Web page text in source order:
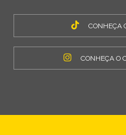
CONHEÇA
CONHEÇA O